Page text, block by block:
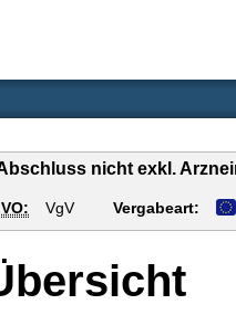
nicht exkl.
VO: VgV Vergabeart: